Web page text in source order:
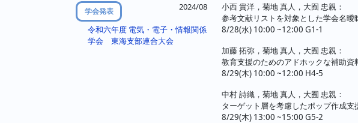
学会発表 2024/08
令和六年度 電気・電子・情報関係
学会 東海支部連合大会
小西 貴洋，菊地 真人，大囿 忠親：
参考文献リストを対象とした学会名
8/28(水) 10:00 ~12:00 G1-1
加藤 拓弥，菊地 真人，大囿 忠親：
教育支援のためのアドホックな補助資
8/29(木) 10:00 ~12:00 H4-5
中村 詩織，菊地 真人，大囿 忠親：
ターゲット層を考慮したポップ作成支
8/29(木) 13:00 ~15:00 G5-2